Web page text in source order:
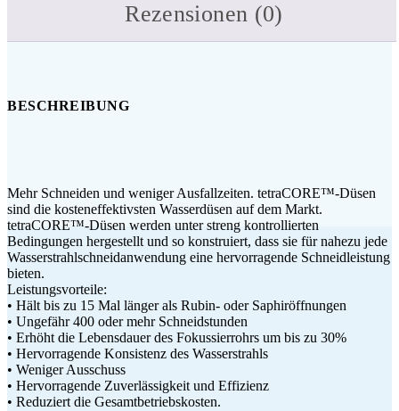
Rezensionen (0)
BESCHREIBUNG
Mehr Schneiden und weniger Ausfallzeiten. tetraCORE™-Düsen
sind die kosteneffektivsten Wasserdüsen auf dem Markt.
tetraCORE™-Düsen werden unter streng kontrollierten
Bedingungen hergestellt und so konstruiert, dass sie für nahezu jede
Wasserstrahlschneidanwendung eine hervorragende Schneidleistung
bieten.
Leistungsvorteile:
• Hält bis zu 15 Mal länger als Rubin- oder Saphiröffnungen
• Ungefähr 400 oder mehr Schneidstunden
• Erhöht die Lebensdauer des Fokussierrohrs um bis zu 30%
• Hervorragende Konsistenz des Wasserstrahls
• Weniger Ausschuss
• Hervorragende Zuverlässigkeit und Effizienz
• Reduziert die Gesamtbetriebskosten.